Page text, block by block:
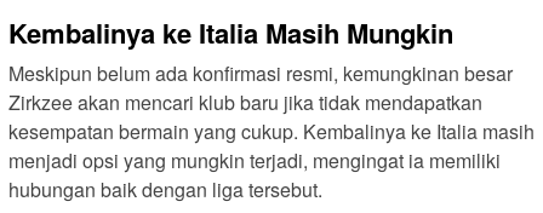
Kembalinya ke Italia Masih Mungkin
Meskipun belum ada konfirmasi resmi, kemungkinan besar
Zirkzee akan mencari klub baru jika tidak mendapatkan
kesempatan bermain yang cukup. Kembalinya ke Italia masih
menjadi opsi yang mungkin terjadi, mengingat ia memiliki
hubungan baik dengan liga tersebut.